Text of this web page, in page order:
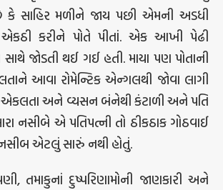
કે સાહિર મળીને જાય પછી એમની અડધી
એકઠી કરીને પોતે પીતાં. એક આખી પેઢી
જોડતી થઈ ગઈ હતી. માયા પણ પોતાની
આવા રોમેન્ટિક એન્ગલથી જોવા લાગી
અને વ્યસન બંનેથી કંટાળી અને પતિ
નસીબે એ પતિપત્ની તો ઠીકઠાક ગોઠવાઈ
એટલું સારું નથી હોતું.
તમાકુનાં દુષ્પરિણામોની જાણકારી અને